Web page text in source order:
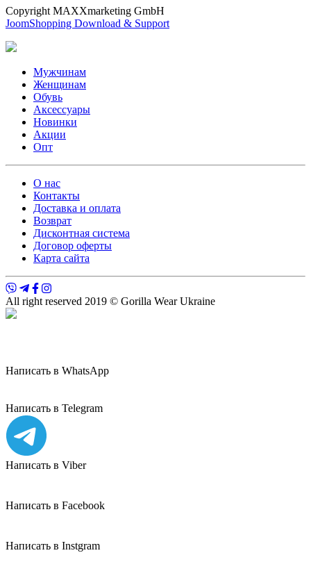
Copyright MAXXmarketing GmbH
JoomShopping Download & Support
Мужчинам
Женщинам
Обувь
Аксессуары
Новинки
Акции
Опт
О нас
Контакты
Доставка и оплата
Возврат
Дисконтная система
Договор оферты
Карта сайта
All right reserved 2019 © Gorilla Wear Ukraine
Написать в WhatsApp
Написать в Telegram
Написать в Viber
Написать в Facebook
Написать в Instgram